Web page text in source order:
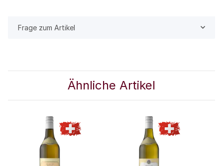
Frage zum Artikel
Ähnliche Artikel